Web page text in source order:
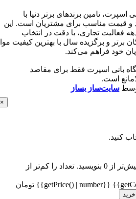
تامین برندهای برتر دنیا با
مناسب برای مشتریان است. این
تجاری، با دقت در انتخاب
و برگزیده سال با بهترین کیفیت مواد
فراهم می‌کند.
اسپرت فقط برای مقاصد
است.
بساز
تعداد را کم‌تر از
{{getPrice() | number}} تومان